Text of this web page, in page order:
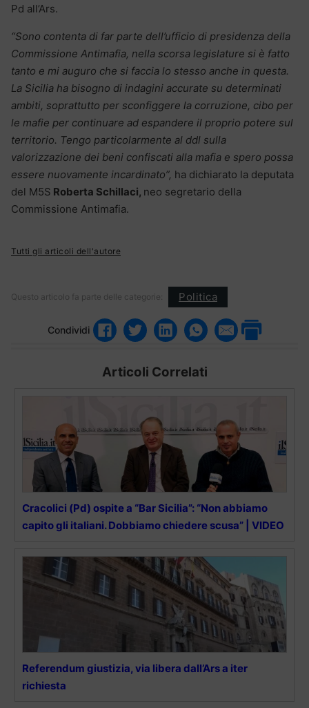
Pd all’Ars.
“Sono contenta di far parte dell’ufficio di presidenza della
Commissione Antimafia, nella scorsa legislature si è fatto
tanto e mi auguro che si faccia lo stesso anche in questa.
La Sicilia ha bisogno di indagini accurate su determinati
ambiti, soprattutto per sconfiggere la corruzione, cibo per
le mafie per continuare ad espandere il proprio potere sul
territorio. Tengo particolarmente al ddl sulla
valorizzazione dei beni confiscati alla mafia e spero possa
essere nuovamente incardinato”, ha dichiarato la deputata
del M5S Roberta Schillaci, neo segretario della
Commissione Antimafia.
Tutti gli articoli dell'autore
Questo articolo fa parte delle categorie: Politica
Condividi
Articoli Correlati
Cracolici (Pd) ospite a “Bar Sicilia”: “Non abbiamo
capito gli italiani. Dobbiamo chiedere scusa” | VIDEO
Referendum giustizia, via libera dall’Ars a iter
richiesta